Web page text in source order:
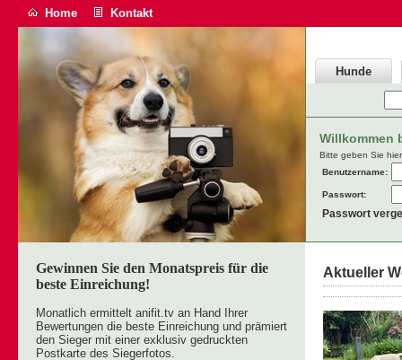
Home Kontakt
Hunde
Willkommen
Bitte geben Sie
Benutzername:
Passwort:
Passwort
Gewinnen Sie den Monatspreis für die
beste Einreichung!
Monatlich ermittelt anifit.tv an Hand Ihrer
Bewertungen die beste Einreichung und prämiert
den Sieger mit einer exklusiv gedruckten
Postkarte des Siegerfotos.
Aktueller